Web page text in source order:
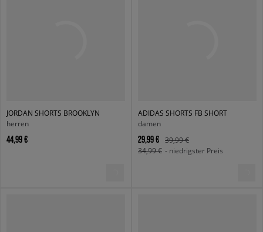
JORDAN SHORTS BROOKLYN
herren
44,99 €
ADIDAS SHORTS FB SHORT
damen
29,99 €
39,99 €
34,99 € - niedrigster Preis